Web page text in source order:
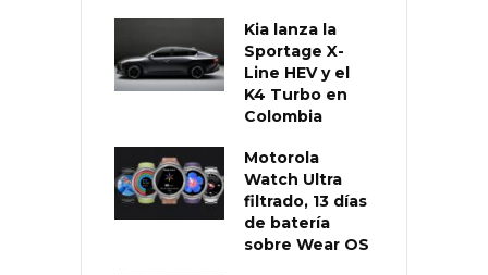
Kia lanza la
Sportage X-
Line HEV y el
K4 Turbo en
Colombia
Motorola
Watch Ultra
filtrado, 13 días
de batería
sobre Wear OS